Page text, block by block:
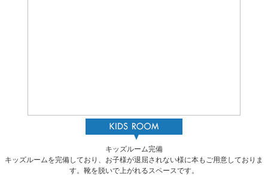
キッズルーム完備
キッズルームを完備しており、お子様が退屈されない様に本もご用意しておりま
す。靴を脱いで上がれるスペースです。